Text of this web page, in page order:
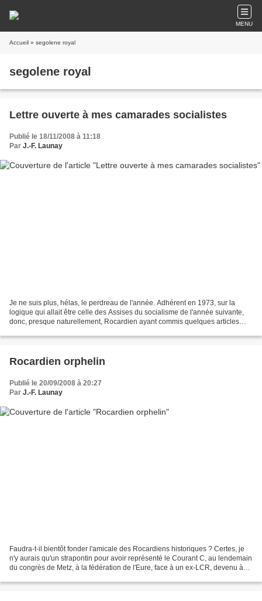
MENU
Accueil » segolene royal
segolene royal
Lettre ouverte à mes camarades socialistes
Publié le 18/11/2008 à 11:18
Par J.-F. Launay
Je ne suis plus, hélas, le perdreau de l'année. Adhérent en 1973, sur la
logique qui allait être celle des Assises du socialisme de l'année suivante,
donc, presque naturellement, Rocardien ayant commis quelques articles
Rocardien orphelin
Publié le 20/09/2008 à 20:27
Par J.-F. Launay
Faudra-t-il bientôt fonder l'amicale des Rocardiens historiques ? Certes, je
n'y aurais qu'un strapontin pour avoir représenté le Courant C, au lendemain
du congrès de Metz, à la fédération de l'Eure, face à un ex-LCR, devenu à